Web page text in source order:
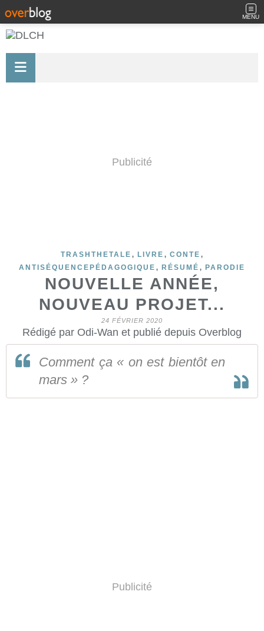
MENU
Publicité
TRASHTHETALE , LIVRE , CONTE ,
ANTISÉQUENCEPÉDAGOGIQUE , RÉSUMÉ , PARODIE
NOUVELLE ANNÉE,
NOUVEAU PROJET...
24 FÉVRIER 2020
Rédigé par Odi-Wan et publié depuis Overblog
Comment ça « on est bientôt en
mars » ?
Publicité